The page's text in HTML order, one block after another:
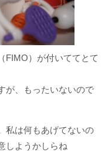
FIMO）が付いててとて
が、もったいないので
私は何もあげてないの
しようかしらね